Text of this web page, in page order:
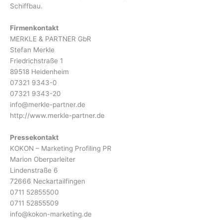
Schiffbau.
Firmenkontakt
MERKLE & PARTNER GbR
Stefan Merkle
Friedrichstraße 1
89518 Heidenheim
07321 9343-0
07321 9343-20
info@merkle-partner.de
http://www.merkle-partner.de
Pressekontakt
KOKON – Marketing Profiling PR
Marion Oberparleiter
Lindenstraße 6
72666 Neckartailfingen
0711 52855500
0711 52855509
info@kokon-marketing.de